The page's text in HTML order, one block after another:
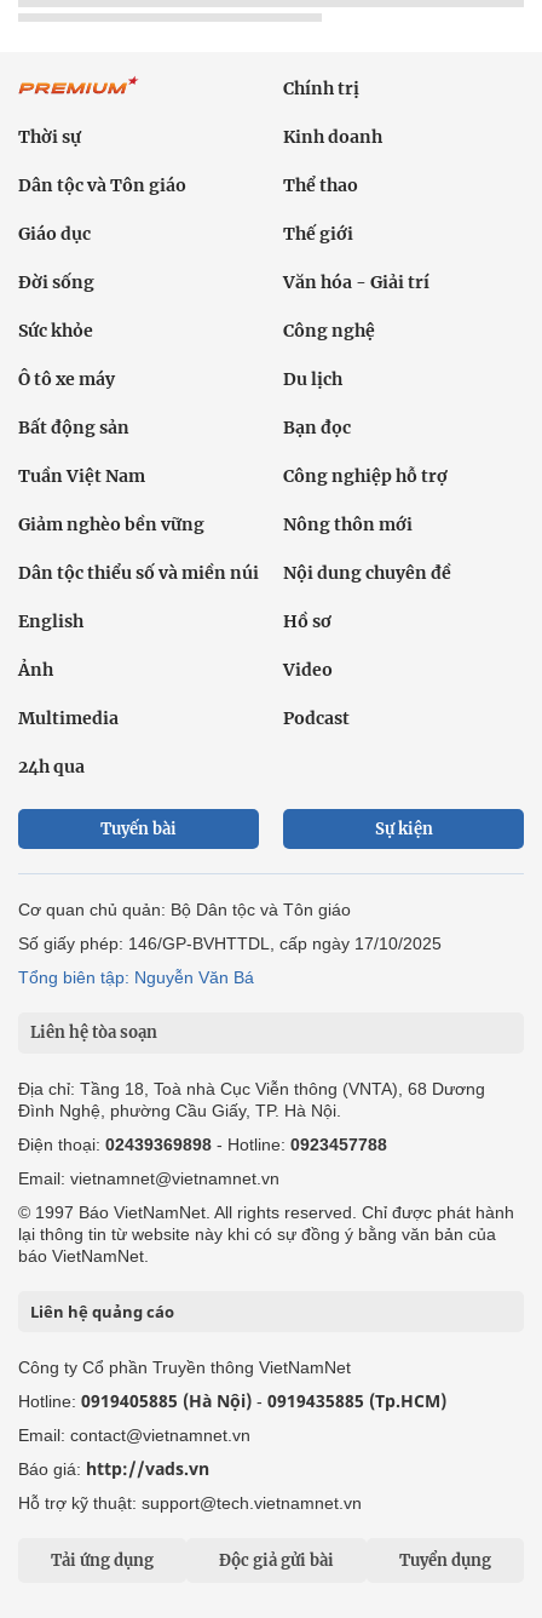
Chính trị
Thời sự Kinh doanh
Dân tộc và Tôn giáo Thể thao
Giáo dục Thế giới
Đời sống Văn hóa - Giải trí
Sức khỏe Công nghệ
Ô tô xe máy Du lịch
Bất động sản Bạn đọc
Tuần Việt Nam Công nghiệp hỗ trợ
Giảm nghèo bền vững Nông thôn mới
Dân tộc thiểu số và miền núi Nội dung chuyên đề
English Hồ sơ
Ảnh Video
Multimedia Podcast
24h qua
Tuyến bài Sự kiện
Cơ quan chủ quản: Bộ Dân tộc và Tôn giáo
Số giấy phép: 146/GP-BVHTTDL, cấp ngày 17/10/2025
Tổng biên tập: Nguyễn Văn Bá
Liên hệ tòa soạn
Địa chỉ: Tầng 18, Toà nhà Cục Viễn thông (VNTA), 68 Dương
Đình Nghệ, phường Cầu Giấy, TP. Hà Nội.
Điện thoại: 02439369898 - Hotline: 0923457788
Email: vietnamnet@vietnamnet.vn
© 1997 Báo VietNamNet. All rights reserved. Chỉ được phát hành
lại thông tin từ website này khi có sự đồng ý bằng văn bản của
báo VietNamNet.
Liên hệ quảng cáo
Công ty Cổ phần Truyền thông VietNamNet
Hotline: 0919405885 (Hà Nội) - 0919435885 (Tp.HCM)
Email: contact@vietnamnet.vn
Báo giá: http://vads.vn
Hỗ trợ kỹ thuật: support@tech.vietnamnet.vn
Tải ứng dụng Độc giả gửi bài Tuyển dụng